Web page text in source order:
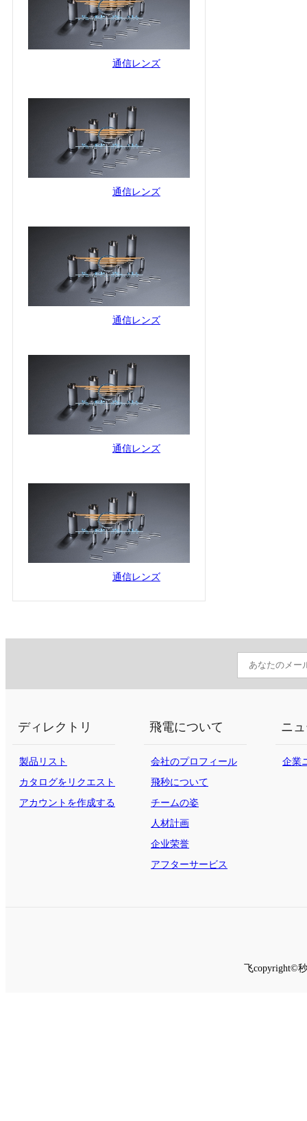
通信レンズ
通信レンズ
通信レンズ
通信レンズ
通信レンズ
ディレクトリ
製品リスト
カタログをリクエスト
する
アカウントを作成する
飛電について
会社のプロフィール
飛秒について
チームの姿
人材計画
企业荣誉
アフターサービス
ニ
企業
飞copyright©